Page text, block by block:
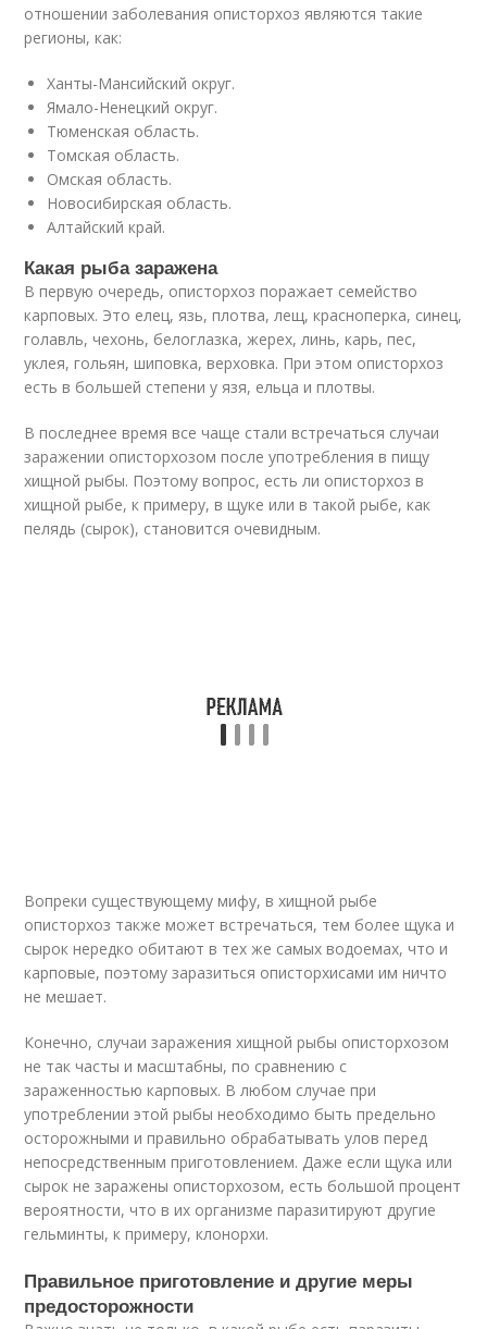
отношении заболевания описторхоз являются такие
регионы, как:
Ханты-Мансийский округ.
Ямало-Ненецкий округ.
Тюменская область.
Томская область.
Омская область.
Новосибирская область.
Алтайский край.
Какая рыба заражена
В первую очередь, описторхоз поражает семейство
карповых. Это елец, язь, плотва, лещ, красноперка, синец,
голавль, чехонь, белоглазка, жерех, линь, карь, пес,
уклея, гольян, шиповка, верховка. При этом описторхоз
есть в большей степени у язя, ельца и плотвы.
В последнее время все чаще стали встречаться случаи
заражении описторхозом после употребления в пищу
хищной рыбы. Поэтому вопрос, есть ли описторхоз в
хищной рыбе, к примеру, в щуке или в такой рыбе, как
пелядь (сырок), становится очевидным.
Вопреки существующему мифу, в хищной рыбе
описторхоз также может встречаться, тем более щука и
сырок нередко обитают в тех же самых водоемах, что и
карповые, поэтому заразиться описторхисами им ничто
не мешает.
Конечно, случаи заражения хищной рыбы описторхозом
не так часты и масштабны, по сравнению с
зараженностью карповых. В любом случае при
употреблении этой рыбы необходимо быть предельно
осторожными и правильно обрабатывать улов перед
непосредственным приготовлением. Даже если щука или
сырок не заражены описторхозом, есть большой процент
вероятности, что в их организме паразитируют другие
гельминты, к примеру, клонорхи.
Правильное приготовление и другие меры
предосторожности